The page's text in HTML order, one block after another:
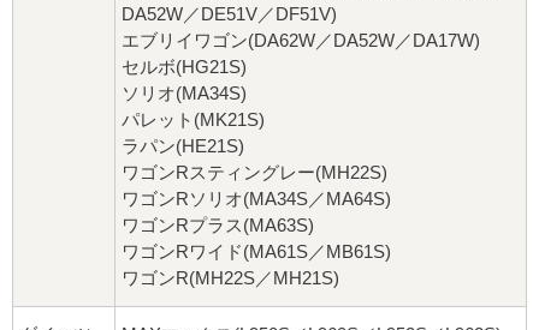
DA52W／DE51V／DF51V)
エブリイワゴン(DA62W／DA52W／DA17W)
セルボ(HG21S)
ソリオ(MA34S)
パレット(MK21S)
ラパン(HE21S)
ワゴンRスティングレー(MH22S)
ワゴンRソリオ(MA34S／MA64S)
ワゴンRプラス(MA63S)
ワゴンRワイド(MA61S／MB61S)
ワゴンR(MH22S／MH21S)